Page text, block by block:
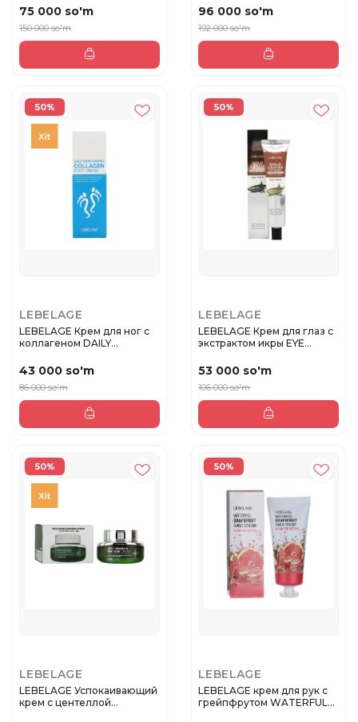
75 000 so'm
150 000 so'm
96 000 so'm
192 000 so'm
50%
LEBELAGE
LEBELAGE Крем для ног с
коллагеном DAILY
43 000 so'm
86 000 so'm
50%
LEBELAGE
LEBELAGE Крем для глаз с
экстрактом икры EYE
53 000 so'm
106 000 so'm
50%
LEBELAGE
LEBELAGE Успокаивающий
крем с центеллой
50%
LEBELAGE
LEBELAGE крем для рук с
грейпфрутом WATERFUL